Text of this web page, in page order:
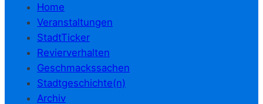
Home
Veranstaltungen
StadtTicker
Revierverhalten
Geschmackssachen
Stadtgeschichte(n)
Archiv